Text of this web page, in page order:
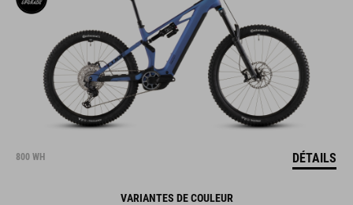
800 WH DÉTAILS
VARIANTES DE COULEUR